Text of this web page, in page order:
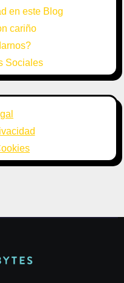
en este Blog
cariño
Sociales